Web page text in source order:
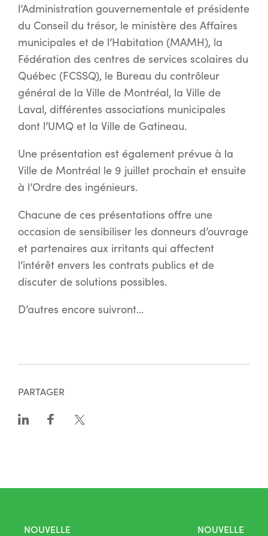
l’Administration gouvernementale et présidente
du Conseil du trésor, le ministère des Affaires
municipales et de l’Habitation (MAMH), la
Fédération des centres de services scolaires du
Québec (FCSSQ), le Bureau du contrôleur
général de la Ville de Montréal, la Ville de
Laval, différentes associations municipales
dont l’UMQ et la Ville de Gatineau.
Une présentation est également prévue à la
Ville de Montréal le 9 juillet prochain et ensuite
à l’Ordre des ingénieurs.
Chacune de ces présentations offre une
occasion de sensibiliser les donneurs d’ouvrage
et partenaires aux irritants qui affectent
l’intérêt envers les contrats publics et de
discuter de solutions possibles.
D’autres encore suivront…
PARTAGER
NOUVELLE
NOUVELLE